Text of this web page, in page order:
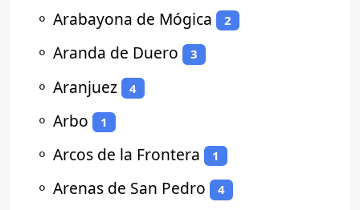
⚬ Arabayona de Mógica 2
⚬ Aranda de Duero 3
⚬ Aranjuez 4
⚬ Arbo 1
⚬ Arcos de la Frontera 1
⚬ Arenas de San Pedro 4